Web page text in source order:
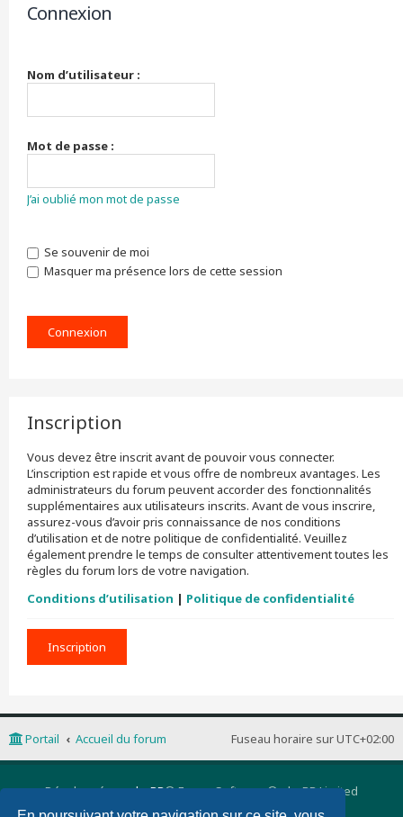
Connexion
Nom d’utilisateur :
Mot de passe :
J’ai oublié mon mot de passe
Se souvenir de moi
Masquer ma présence lors de cette session
Inscription
Vous devez être inscrit avant de pouvoir vous connecter.
L’inscription est rapide et vous offre de nombreux avantages. Les
administrateurs du forum peuvent accorder des fonctionnalités
supplémentaires aux utilisateurs inscrits. Avant de vous inscrire,
assurez-vous d’avoir pris connaissance de nos conditions
d’utilisation et de notre politique de confidentialité. Veuillez
également prendre le temps de consulter attentivement toutes les
règles du forum lors de votre navigation.
Conditions d’utilisation | Politique de confidentialité
Inscription
Fuseau horaire surUTC+02:00
Portail Accueil du forum
Développé parphpBB® Forum Software © phpBB Limited
Traduction française officielle
Qiaeru